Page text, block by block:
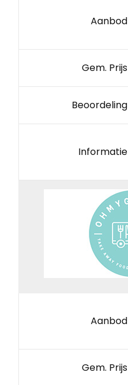
Aanbod
Gem. Prijs
Beoordeling
Informatie
Aanbod
Gem. Prijs